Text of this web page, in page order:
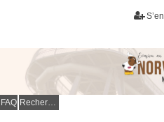
FAQ Rechercher